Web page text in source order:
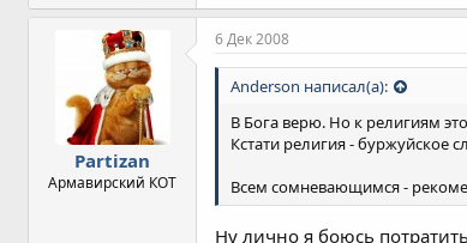
Partizan
Армавирский КОТ
6 Дек 2008
Anderson написал(а):
В Бога верю. Но к религиям
Кстати религия - буржуйское
Всем сомневающимся -
Ну лично я боюсь